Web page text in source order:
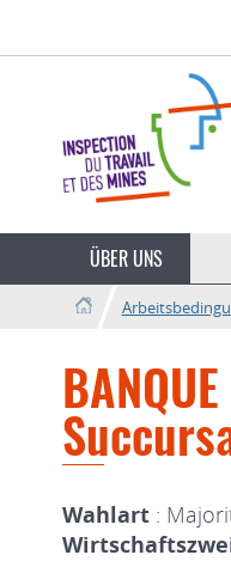
wechseln
ÜBER UNS
Wahlart :